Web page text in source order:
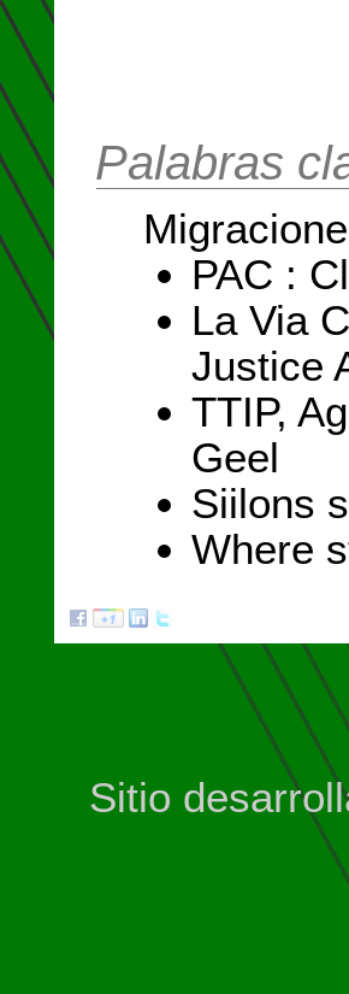
Palabras
PAC :
La Via
Justice
TTIP,
Geel
Siilons
Where
Sitio